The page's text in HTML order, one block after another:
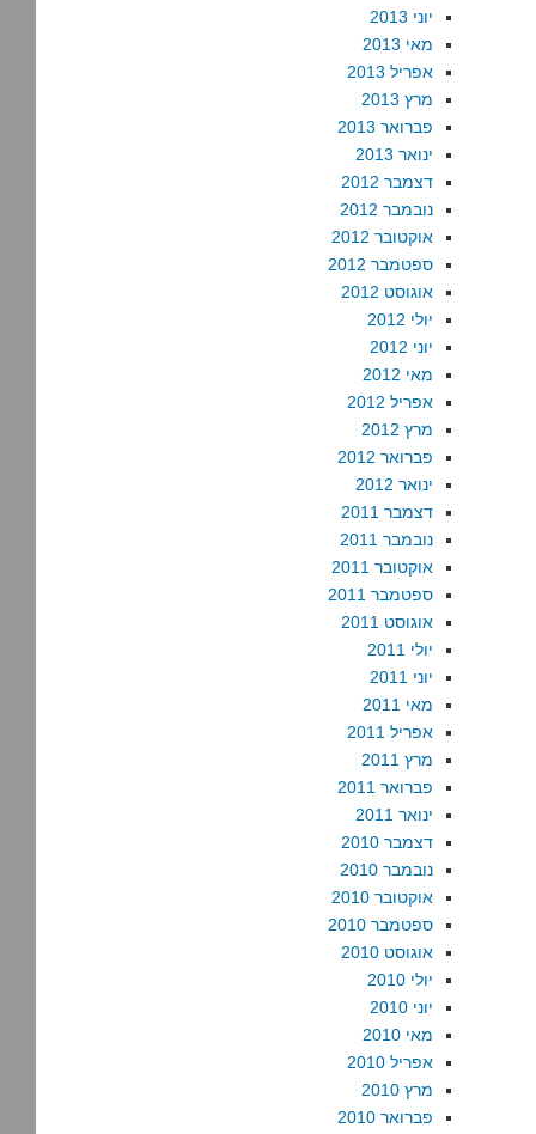
יוני 2013
מאי 2013
אפריל 2013
מרץ 2013
פברואר 2013
ינואר 2013
דצמבר 2012
נובמבר 2012
אוקטובר 2012
ספטמבר 2012
אוגוסט 2012
יולי 2012
יוני 2012
מאי 2012
אפריל 2012
מרץ 2012
פברואר 2012
ינואר 2012
דצמבר 2011
נובמבר 2011
אוקטובר 2011
ספטמבר 2011
אוגוסט 2011
יולי 2011
יוני 2011
מאי 2011
אפריל 2011
מרץ 2011
פברואר 2011
ינואר 2011
דצמבר 2010
נובמבר 2010
אוקטובר 2010
ספטמבר 2010
אוגוסט 2010
יולי 2010
יוני 2010
מאי 2010
אפריל 2010
מרץ 2010
פברואר 2010